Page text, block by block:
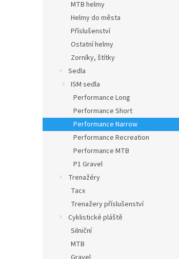
MTB helmy
Helmy do města
Příslušenství
Ostatní helmy
Zorníky, štítky
Sedla
ISM sedla
Performance Long
Performance Short
Performance Narrow
Performance Recreation
Performance MTB
P1 Gravel
Trenažéry
Tacx
Trenažery příslušenství
Cyklistické pláště
Silniční
MTB